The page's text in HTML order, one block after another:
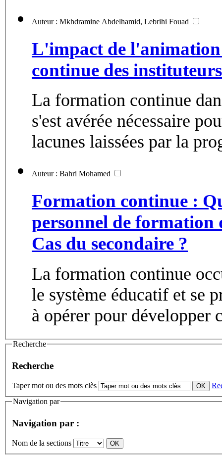
Auteur : Mkhdramine Abdelhamid, Lebrihi Fouad
L'impact de
continue des instituteurs
La formation continue
s'est avérée nécessaire
lacunes laissées par la
Auteur : Bahri Mohamed
Formation continue :
personnel de formation
Cas du secondaire ?
La formation continue
le système éducatif et se
à opérer pour développer
Recherche
Recherche
Taper mot ou des mots clès
Navigation par
Navigation par :
Nom de la sections